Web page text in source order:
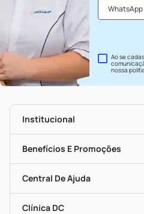
Ao se
nossa
Institucional
História
Nossas Lojas
Seja Uma Loja Parceira
Mapa De Categorias
Benefícios E Promoções
Clube DC
Convênios
Programa Popular Do Brasil
Encarte De Ofertas
Dermaclub
Central De Ajuda
Entrega
Recompra Programada
Clínica DC